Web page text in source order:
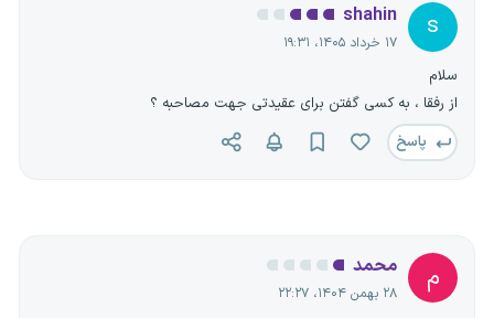
s
shahin
۱۷ خرداد ۱۴۰۵، ۱۹:۳۱
سلام
از رفقا ، به کسی گفتن برای عقیدتی جهت مصاحبه ؟
پاسخ
م محمد
۲۸ بهمن ۱۴۰۴، ۲۲:۲۷